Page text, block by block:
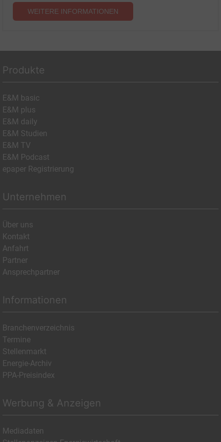
WEITERE INFORMATIONEN
Produkte
E&M basic
E&M plus
E&M daily
E&M Studien
E&M TV
E&M Podcast
epaper Registrierung
Unternehmen
Über uns
Kontakt
Anfahrt
Partner
Ansprechpartner
Informationen
Branchenverzeichnis
Termine
Stellenmarkt
Energie-Archiv
PPA-Preisindex
Werbung & Anzeigen
Mediadaten